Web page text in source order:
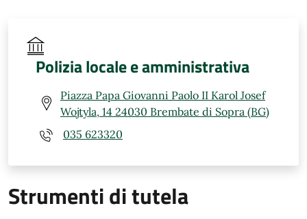
Polizia locale e amministrativa
Piazza Papa Giovanni Paolo II Karol Josef
Wojtyla, 14 24030 Brembate di Sopra (BG)
035 623320
Strumenti di tutela